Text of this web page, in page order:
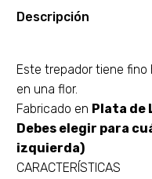
Descripción
Este trepador tiene fino
en una flor.
Fabricado en Plata de
Debes elegir para
izquierda)
CARACTERÍSTICAS